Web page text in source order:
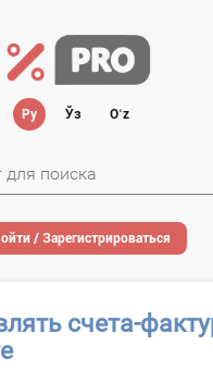
Ру Ўз Oʻz
/ Зарегистрироваться
счета-